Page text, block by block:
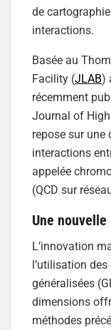
de
interactions.
Basée au
Facility (JLAB)
récemment
Journal of
repose sur
interactions
appelée
(QCD sur
Une
L’innovation
l’utilisation
généralisées
dimensions
méthodes